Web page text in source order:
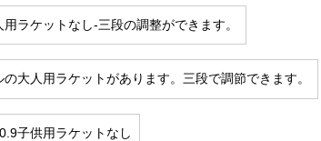
ラケットなし-三段の調整ができます。
大人用ラケットがあります。三段で調節できます。
子供用ラケットなし